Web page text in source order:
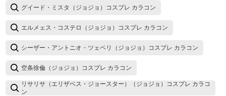
グイード・ミスタ（ジョジョ）コスプレ カラコン
エルメェス・コステロ（ジョジョ）コスプレ カラコン
シーザー・アントニオ・ツェペリ（ジョジョ）コスプレ カラコン
空条徐倫（ジョジョ）コスプレ カラコン
リサリサ（エリザベス・ジョースター）（ジョジョ）コスプレ カラコ
ン